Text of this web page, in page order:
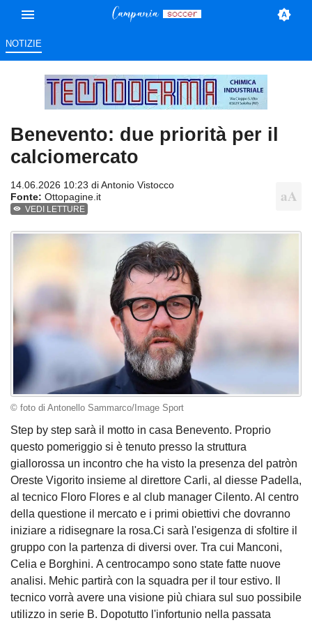
NOTIZIE
Benevento: due priorità per il
calciomercato
14.06.2026 10:23 diAntonio Vistocco
Fonte: Ottopagine.it
VEDI LETTURE
© foto di Antonello Sammarco/Image Sport
Step by step sarà il motto in casa Benevento. Proprio
questo pomeriggio si è tenuto presso la struttura
giallorossa un incontro che ha visto la presenza del patròn
Oreste Vigorito insieme al direttore Carli, al diesse Padella,
al tecnico Floro Flores e al club manager Cilento. Al centro
della questione il mercato e i primi obiettivi che dovranno
iniziare a ridisegnare la rosa.Ci sarà l'esigenza di sfoltire il
gruppo con la partenza di diversi over. Tra cui Manconi,
Celia e Borghini. A centrocampo sono state fatte nuove
analisi. Mehic partirà con la squadra per il tour estivo. Il
tecnico vorrà avere una visione più chiara sul suo possibile
utilizzo in serie B. Dopotutto l'infortunio nella passata